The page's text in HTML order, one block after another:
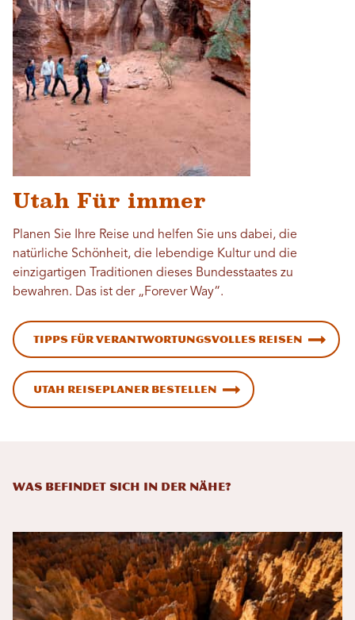
Utah Für immer
Planen Sie Ihre Reise und helfen Sie uns dabei, die
natürliche Schönheit, die lebendige Kultur und die
einzigartigen Traditionen dieses Bundesstaates zu
bewahren. Das ist der „Forever Way“.
Tipps für verantwortungsvolles Reisen
Utah Reiseplaner bestellen
Was befindet sich in der Nähe?